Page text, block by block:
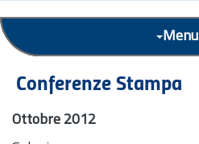
Menu
Conferenze Stampa
Ottobre 2012